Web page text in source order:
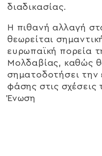
διαδικασίας.
Η πιθανή αλλαγή
θεωρείται
ευρωπαϊκή πορεία
Μολδαβίας, καθώς
σηματοδοτήσει την
φάσης στις σχέσεις
Ένωση